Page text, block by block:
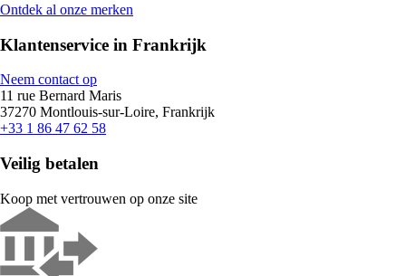
Ontdek al onze merken
Klantenservice in Frankrijk
Neem contact op
11 rue Bernard Maris
37270 Montlouis-sur-Loire, Frankrijk
+33 1 86 47 62 58
Veilig betalen
Koop met vertrouwen op onze site